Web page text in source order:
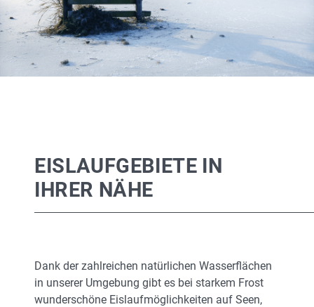
EISLAUFGEBIETE IN
IHRER NÄHE
Dank der zahlreichen natürlichen Wasserflächen
in unserer Umgebung gibt es bei starkem Frost
wunderschöne Eislaufmöglichkeiten auf Seen,